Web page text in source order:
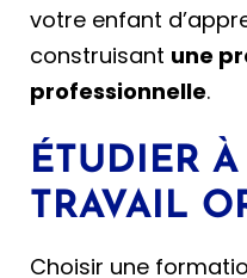
votre enfant
construisant une
professionnelle.
ÉTUDIER
TRAVAIL
Choisir une